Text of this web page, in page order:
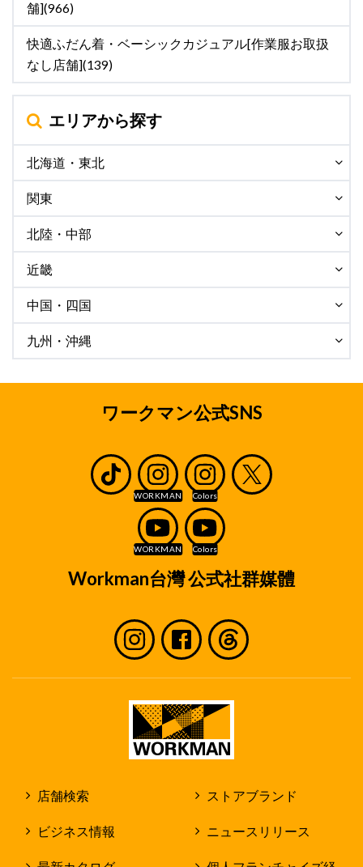
舗](966)
快適ふだん着・ベーシックカジュアル[作業服お取扱
なし店舗](139)
エリアから探す
北海道・東北
関東
北陸・中部
近畿
中国・四国
九州・沖縄
ワークマン公式SNS
Workman台灣 公式社群媒體
店舗検索 ストアブランド
ビジネス情報 ニュースリリース